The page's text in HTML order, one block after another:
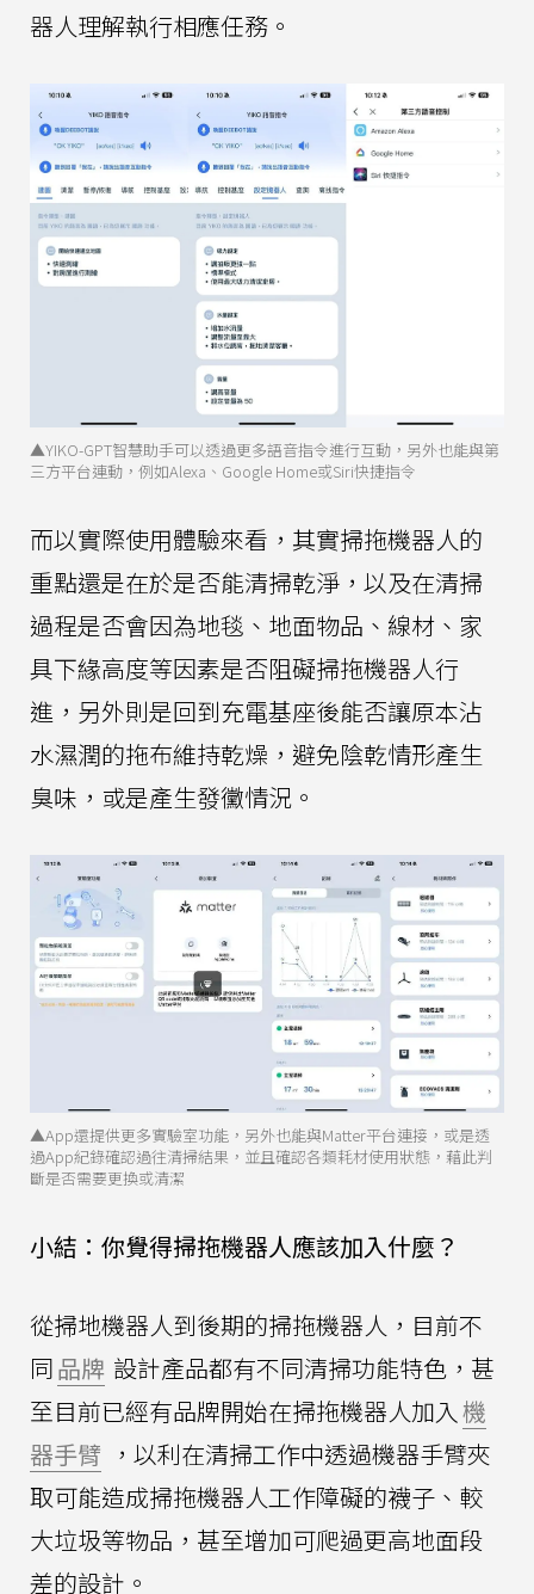
器人理解執行相應任務。
▲YIKO-GPT智慧助手可以透過更多語音指令進行互動，另外也能與第
三方平台連動，例如Alexa、Google Home或Siri快捷指令
而以實際使用體驗來看，其實掃拖機器人的
重點還是在於是否能清掃乾淨，以及在清掃
過程是否會因為地毯、地面物品、線材、家
具下緣高度等因素是否阻礙掃拖機器人行
進，另外則是回到充電基座後能否讓原本沾
水濕潤的拖布維持乾燥，避免陰乾情形產生
臭味，或是產生發黴情況。
▲App還提供更多實驗室功能，另外也能與Matter平台連接，或是透
過App紀錄確認過往清掃結果，並且確認各類耗材使用狀態，藉此判
斷是否需要更換或清潔
小結：你覺得掃拖機器人應該加入什麼？
從掃地機器人到後期的掃拖機器人，目前不
同品牌 設計產品都有不同清掃功能特色，甚
至目前已經有品牌開始在掃拖機器人加入 機
器手臂 ，以利在清掃工作中透過機器手臂夾
取可能造成掃拖機器人工作障礙的襪子、較
大垃圾等物品，甚至增加可爬過更高地面段
差的設計。